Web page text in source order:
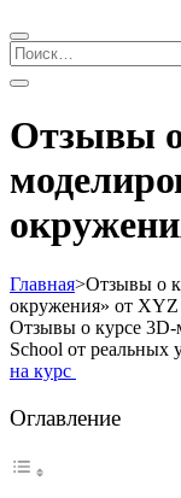
Найти:
Отзывы о
Главная>Отзывы о
окружения» от XYZ
Отзывы о курсе
School от реальных
на курс
Оглавление